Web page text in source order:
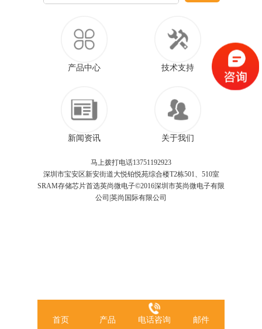
产品中心 技术支持
新闻资讯 关于我们
马上拨打电话13751192923
深圳市宝安区新安街道大悦铂悦苑综合楼T2栋501、510室
SRAM存储芯片首选英尚微电子©2016深圳市英尚微电子有限
公司|英尚国际有限公司
首页 产品 电话咨询 邮件